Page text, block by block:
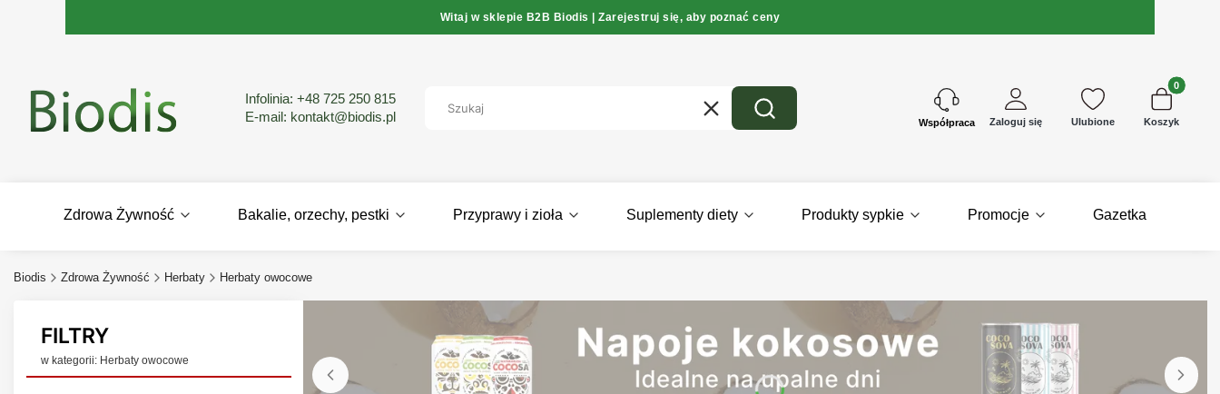
Witaj w sklepie B2B Biodis | Zarejestruj się, aby poznać ceny
Infolinia: +48 725 250 815
E-mail: kontakt@biodis.pl Wyczyść Szukaj Kontakt Zaloguj się Ulubione
Produkty w
Koszyk
Zdrowa Żywność Bakalie, orzechy, pestki Przyprawy i zioła Suplementy diety Produkty sypkie Promocje Gazetka
Biodis Zdrowa Żywność Herbaty Herbaty owocowe
FILTRY
w kategorii: Herbaty owocowe